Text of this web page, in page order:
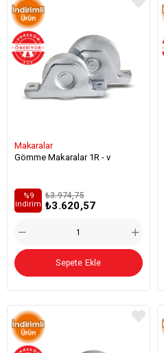
Makaralar
Gömme Makaralar 1R - v
₺3.620,57
₺3.974,75
%9
i̇ndirim
Sepete Ekle